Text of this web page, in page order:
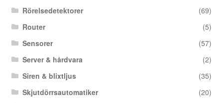
Rörelsedetektorer
(69)
Router
(5)
Sensorer
(57)
Server & hårdvara
(2)
Siren & blixtljus
(35)
Skjutdörrsautomatiker
(20)